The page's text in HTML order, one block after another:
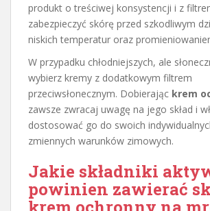
produkt o treściwej konsystencji i z
zabezpieczyć skórę przed szkodliwym
niskich temperatur oraz
W przypadku chłodniejszych, ale
wybierz kremy z dodatkowym filtrem
przeciwsłonecznym. Dobierając krem
zawsze zwracaj uwagę na jego skład i
dostosować go do swoich
zmiennych warunków zimowych.
Jakie składniki
powinien zawierać